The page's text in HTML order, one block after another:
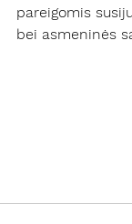
pareigomis
bei asmeninės